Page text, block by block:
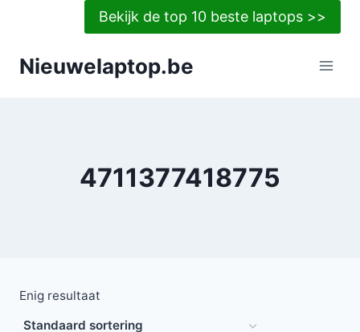
Bekijk de top 10 beste laptops >>
Nieuwelaptop.be
4711377418775
Enig resultaat